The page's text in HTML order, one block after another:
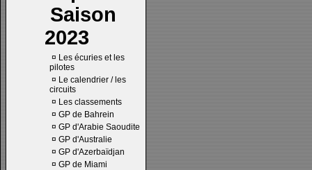
Saison
2023
¤ Les écuries et les
pilotes
¤ Le calendrier / les
circuits
¤ Les classements
¤ GP de Bahrein
¤ GP d'Arabie Saoudite
¤ GP d'Australie
¤ GP d'Azerbaïdjan
¤ GP de Miami